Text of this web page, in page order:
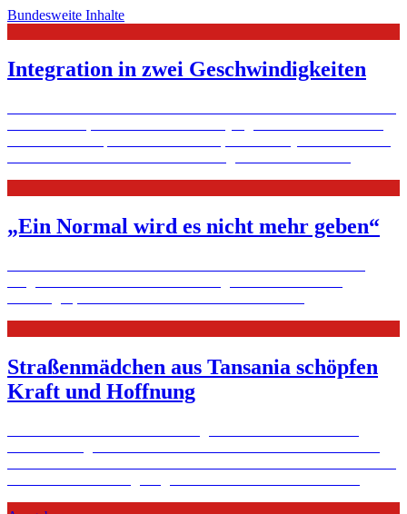
Bundesweite Inhalte
Integration in zwei Geschwindigkeiten
„Ein Normal wird es nicht mehr geben“
Straßenmädchen aus Tansania schöpfen
Kraft und Hoffnung